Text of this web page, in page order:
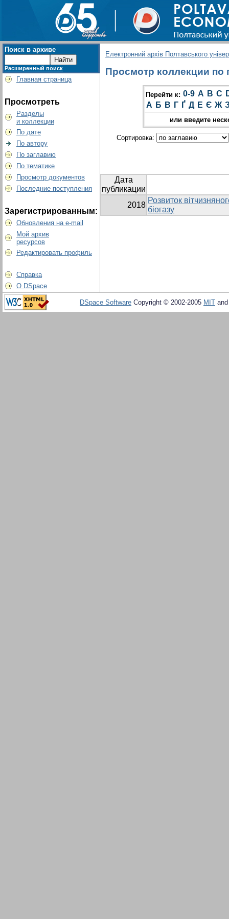
Поиск в архиве
Расширенный поиск
Главная страница
Просмотреть
Разделы
и коллекции
По дате
По автору
По заглавию
По тематике
Просмотр документов
Последние поступления
Зарегистрированным:
Обновления на e-mail
Мой архив
ресурсов
Редактировать профиль
Справка
О DSpace
Електронний архів Полтавського
Просмотр коллекции по
Перейти к: 0-9 A B C
А Б В Г Ґ Д Е Є Ж
или введите
Сортировка:
Дата
публикации
2018
Розвиток
біогазу
DSpace Software Copyright © 2002-2005 MIT